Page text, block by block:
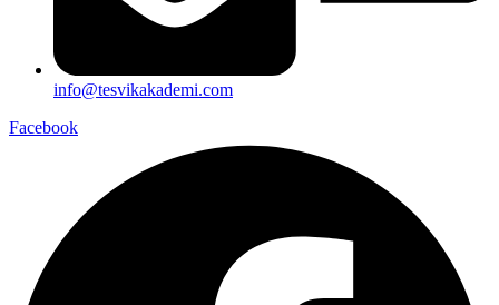
info@tesvikakademi.com
Facebook